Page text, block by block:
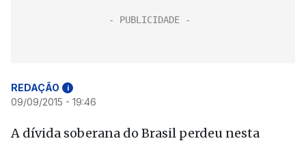
REDAÇÃO i
09/09/2015 - 19:46
A dívida soberana do Brasil perdeu nesta